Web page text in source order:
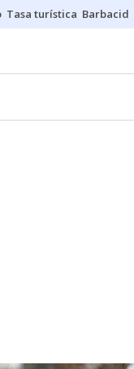
Tasa turística Barbacid